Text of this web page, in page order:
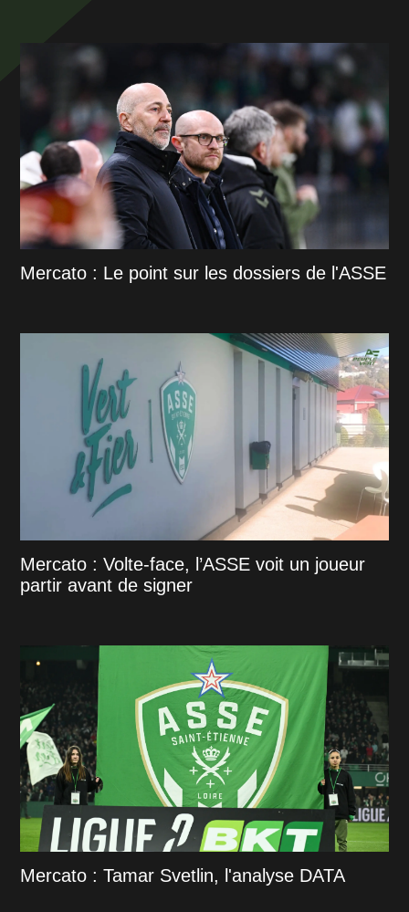
Mercato : Le point sur les dossiers de l'ASSE
Mercato : Volte-face, l’ASSE voit un joueur
partir avant de signer
Mercato : Tamar Svetlin, l'analyse DATA